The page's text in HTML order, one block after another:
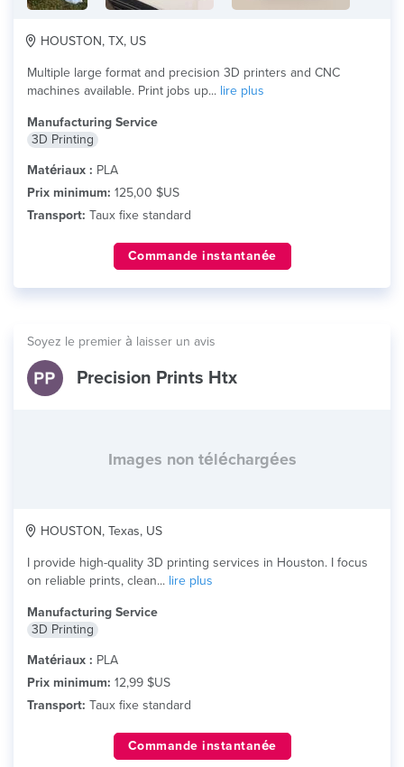
HOUSTON, TX, US
Multiple large format and precision 3D printers and CNC
machines available. Print jobs up... lire plus
Manufacturing Service
3D Printing
Matériaux : PLA
Prix minimum: 125,00 $US
Transport: Taux fixe standard
Commande instantanée
Soyez le premier à laisser un avis
Precision Prints Htx
Images non téléchargées
HOUSTON, Texas, US
I provide high-quality 3D printing services in Houston. I focus
on reliable prints, clean... lire plus
Manufacturing Service
3D Printing
Matériaux : PLA
Prix minimum: 12,99 $US
Transport: Taux fixe standard
Commande instantanée